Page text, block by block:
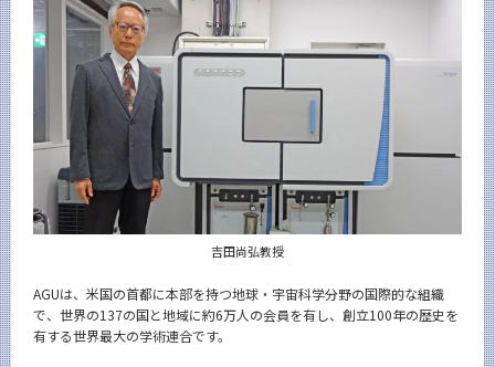
吉田尚弘教授
AGUは、米国の首都に本部を持つ地球・宇宙科学分野の国際的な組織
で、世界の137の国と地域に約6万人の会員を有し、創立100年の歴史を
有する世界最大の学術連合です。
応用化学系 News
News
News 一覧
カテゴリ別
課程別
月別